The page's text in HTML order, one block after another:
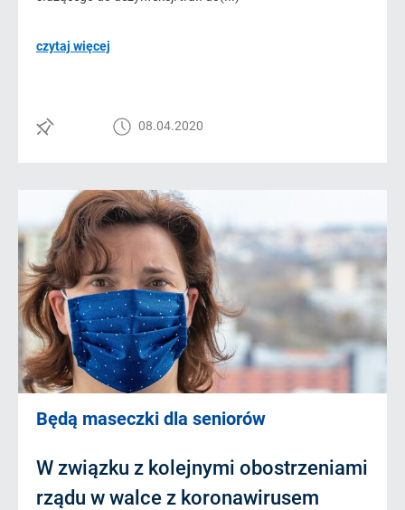
czytaj więcej
08.04.2020
Będą maseczki dla seniorów
W związku z kolejnymi obostrzeniami
rządu w walce z koronawirusem